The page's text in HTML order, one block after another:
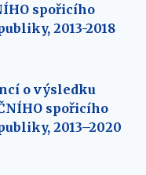
spořicího
2013-2018
o výsledku
spořicího
2013–2020